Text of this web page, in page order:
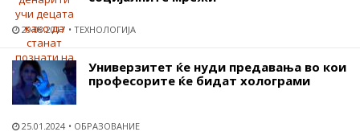
29.03.2017 ТЕХНОЛОГИЈА
Универзитет ќе нуди предавања во кои
професорите ќе бидат холограми
25.01.2024 ОБРАЗОВАНИЕ